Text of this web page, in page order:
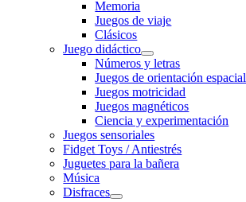
Memoria
Juegos de viaje
Clásicos
Juego didáctico
Números y letras
Juegos de orientación espacial
Juegos motricidad
Juegos magnéticos
Ciencia y experimentación
Juegos sensoriales
Fidget Toys / Antiestrés
Juguetes para la bañera
Música
Disfraces